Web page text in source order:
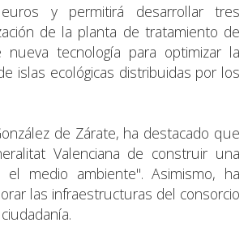
y permitirá desarrollar tres
de la planta de tratamiento de
tecnología para optimizar la
islas ecológicas distribuidas por los
de Zárate, ha destacado que
Valenciana de construir una
medio ambiente". Asimismo, ha
las infraestructuras del consorcio